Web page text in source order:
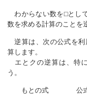
わからない数を⬜︎とし
数を求める計算のことを
逆算は、次の公式を利
算します。
エとクの逆算は、特
う。
もとの式 公